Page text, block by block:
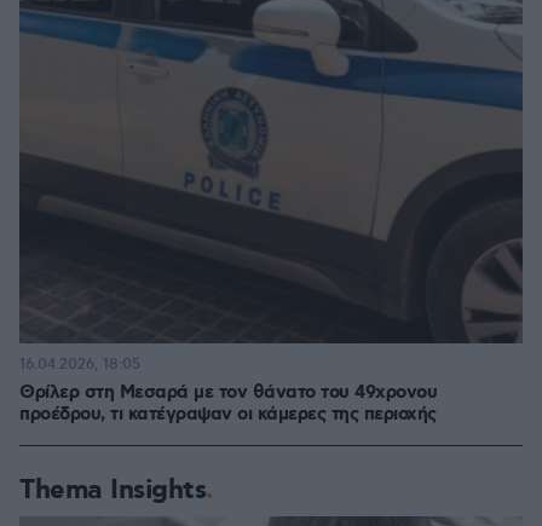
Θρίλερ στη Μεσαρά με τον θάνατο του 49χρονου
προέδρου, τι κατέγραψαν οι κάμερες της περιοχής
16.04.2026, 18:05
Thema Insights